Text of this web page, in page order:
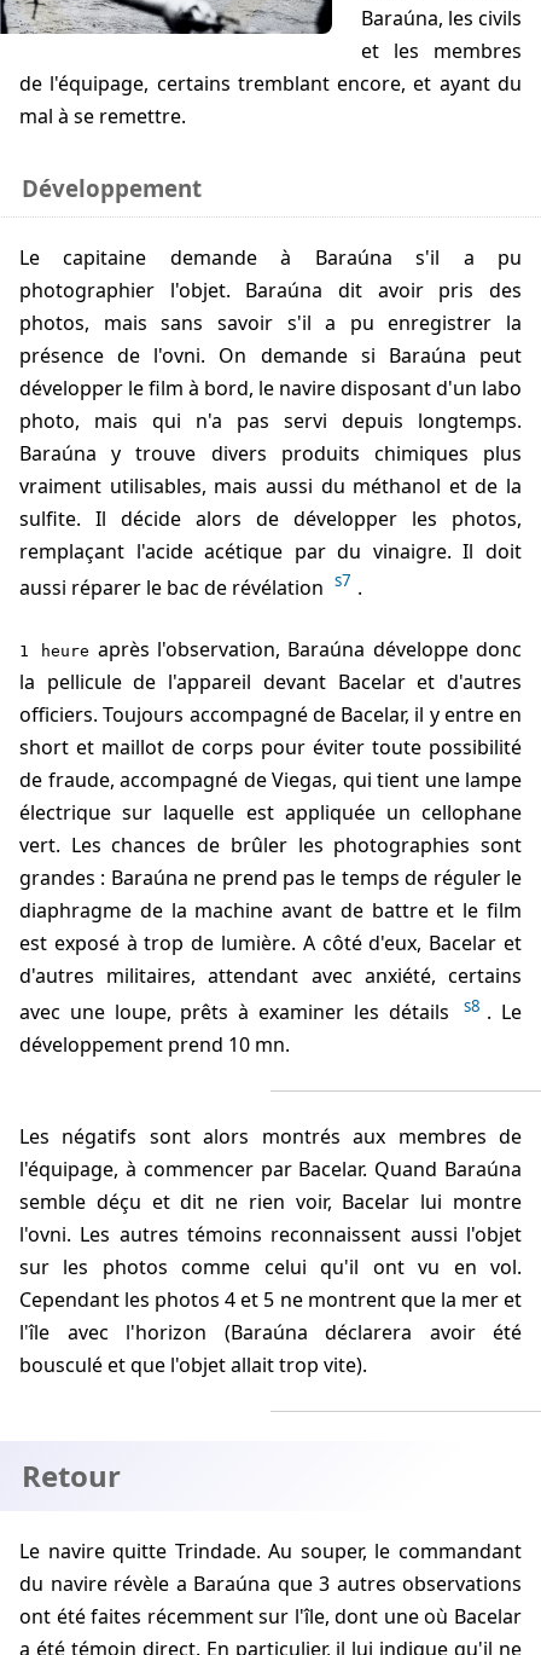
Baraúna, les civils
et les membres
de l'équipage, certains tremblant encore, et ayant du
mal à se remettre.
Développement
Le capitaine demande à Baraúna s'il a pu
photographier l'objet. Baraúna dit avoir pris des
photos, mais sans savoir s'il a pu enregistrer la
présence de l'ovni. On demande si Baraúna peut
développer le film à bord, le navire disposant d'un labo
photo, mais qui n'a pas servi depuis longtemps.
Baraúna y trouve divers produits chimiques plus
vraiment utilisables, mais aussi du méthanol et de la
sulfite. Il décide alors de développer les photos,
remplaçant l'acide acétique par du vinaigre. Il doit
aussi réparer le bac de révélation s7 .
1 heure après l'observation, Baraúna développe donc
la pellicule de l'appareil devant Bacelar et d'autres
officiers. Toujours accompagné de Bacelar, il y entre en
short et maillot de corps pour éviter toute possibilité
de fraude, accompagné de Viegas, qui tient une lampe
électrique sur laquelle est appliquée un cellophane
vert. Les chances de brûler les photographies sont
grandes : Baraúna ne prend pas le temps de réguler le
diaphragme de la machine avant de battre et le film
est exposé à trop de lumière. A côté d'eux, Bacelar et
d'autres militaires, attendant avec anxiété, certains
avec une loupe, prêts à examiner les détails
s8 . Le
développement prend 10 mn.
Les négatifs sont alors montrés aux membres de
l'équipage, à commencer par Bacelar. Quand Baraúna
semble déçu et dit ne rien voir, Bacelar lui montre
l'ovni. Les autres témoins reconnaissent aussi l'objet
sur les photos comme celui qu'il ont vu en vol.
Cependant les photos 4 et 5 ne montrent que la mer et
l'île avec l'horizon (Baraúna déclarera avoir été
bousculé et que l'objet allait trop vite).
Retour
Le navire quitte Trindade. Au souper, le commandant
du navire révèle a Baraúna que 3 autres observations
ont été faites récemment sur l'île, dont une où Bacelar
a été témoin direct. En particulier, il lui indique qu'il ne